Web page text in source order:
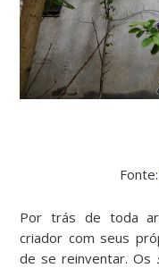
Fonte:
Por trás de toda
criador com seus
de se reinventar. Os